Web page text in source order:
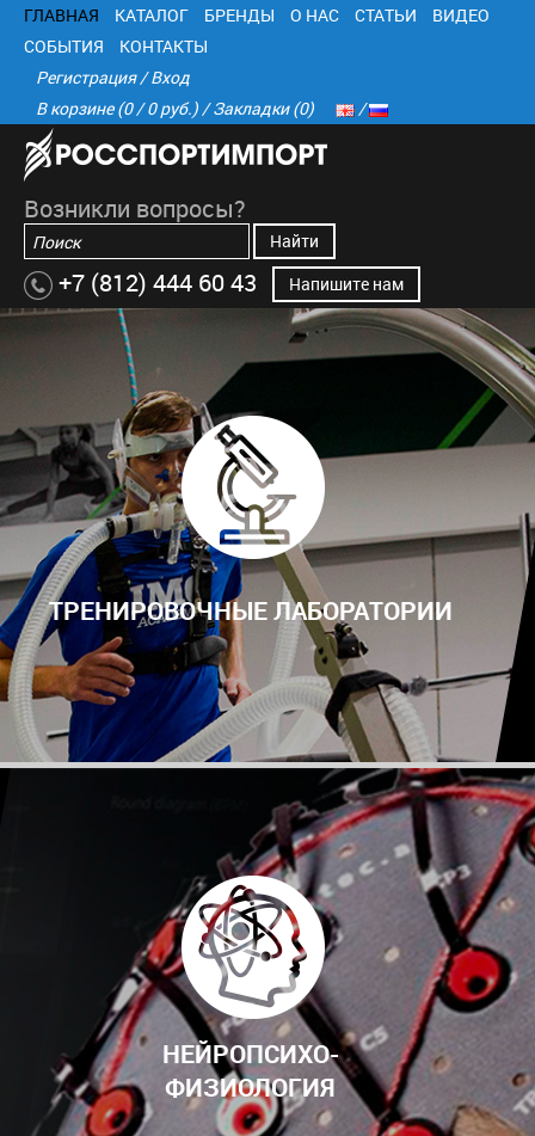
ГЛАВНАЯ КАТАЛОГ БРЕНДЫ О НАС СТАТЬИ
ВИДЕО
СОБЫТИЯ
КОНТАКТЫ
Регистрация/Вход
В корзине (0 / 0 руб.)/Закладки (0)
Возникли вопросы?
Найти
+7 (812) 444 60 43 Напишите нам
ТРЕНИРОВОЧНЫЕ ЛАБОРАТОРИИ
НЕЙРОПСИХО-
ФИЗИОЛОГИЯ